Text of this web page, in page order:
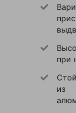
при
из
3440
мм
на